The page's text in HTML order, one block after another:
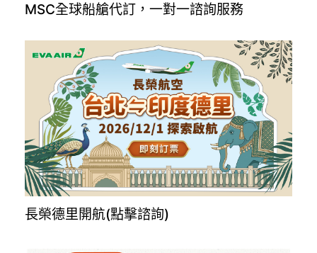
MSC全球船艙代訂，一對一諮詢服務
長榮德里開航(點擊諮詢)